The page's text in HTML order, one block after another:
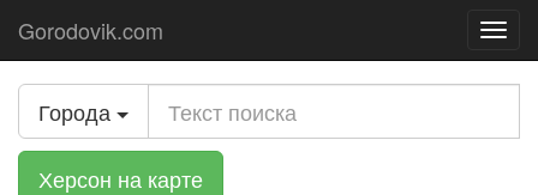
Gorodovik.com
Города
Херсон на карте